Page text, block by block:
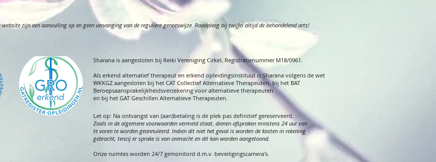
zijn een aanvulling op en geen vervanging van de reguliere geneeswijze. Raadpleeg bij twijfel altijd de behandelend arts!
Sharana is aangesloten bij Reiki Vereniging Cirkel, Registratienummer M18/0961.
Als erkend alternatief therapeut en erkend opleidingsinstituut is Sharana volgens de wet
WKKGZ aangesloten bij het CAT Collectief Alternatieve Therapeuten, bij het BAT
Beroepsaansprakelijkheidsverzekering voor alternatieve therapeuten
en bij het GAT Geschillen Alternatieve Therapeuten.
Let op: Na ontvangst van (aan)betaling is de plek pas definitief gereserveerd.
Zoals in de algemene voorwaarden vermeld staat, dienen afspraken minstens 24 uur van
te voren te worden geannuleerd. Indien dit niet het geval is worden de kosten in rekening
gebracht, tenzij er sprake is van onmacht en dit kan worden aangetoond.
Onze ruimtes worden 24/7 gemonitord d.m.v. beveiligingscamera's.